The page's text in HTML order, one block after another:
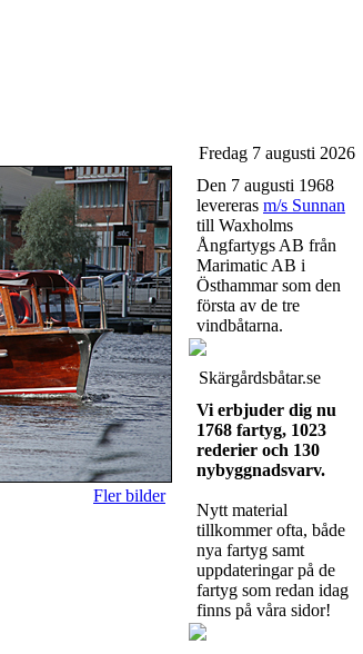
Fler bilder
Fredag 7 augusti 2026
Den 7 augusti 1968
levereras m/s Sunnan
till Waxholms
Ångfartygs AB från
Marimatic AB i
Östhammar som den
första av de tre
vindbåtarna.
Skärgårdsbåtar.se
Vi erbjuder dig nu
1768 fartyg, 1023
rederier och 130
nybyggnadsvarv.
Nytt material
tillkommer ofta, både
nya fartyg samt
uppdateringar på de
fartyg som redan idag
finns på våra sidor!